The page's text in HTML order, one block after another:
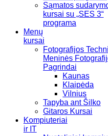
Sąmatos
kursai su „SES 3“
programa
Menų
kursai
Fotografijos
Meninės
Pagrindai
Kaunas
Klaipėda
Vilnius
Tapyba ant Šilko
Gitaros Kursai
Kompiuteriai
ir IT